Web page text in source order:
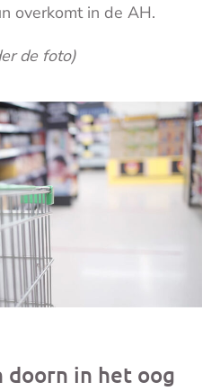
overkomt in de AH.
de foto)
doorn in het oog